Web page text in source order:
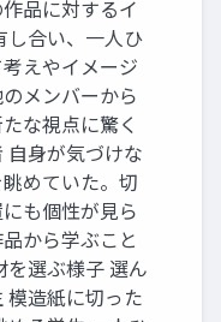
品に対するイ
し合い、一人ひ
えやイメージ
メンバーから
な視点に驚く
自身が気づけな
めていた。切
も個性が見ら
から学ぶこと
を選ぶ様子 選ん
模造紙に切った